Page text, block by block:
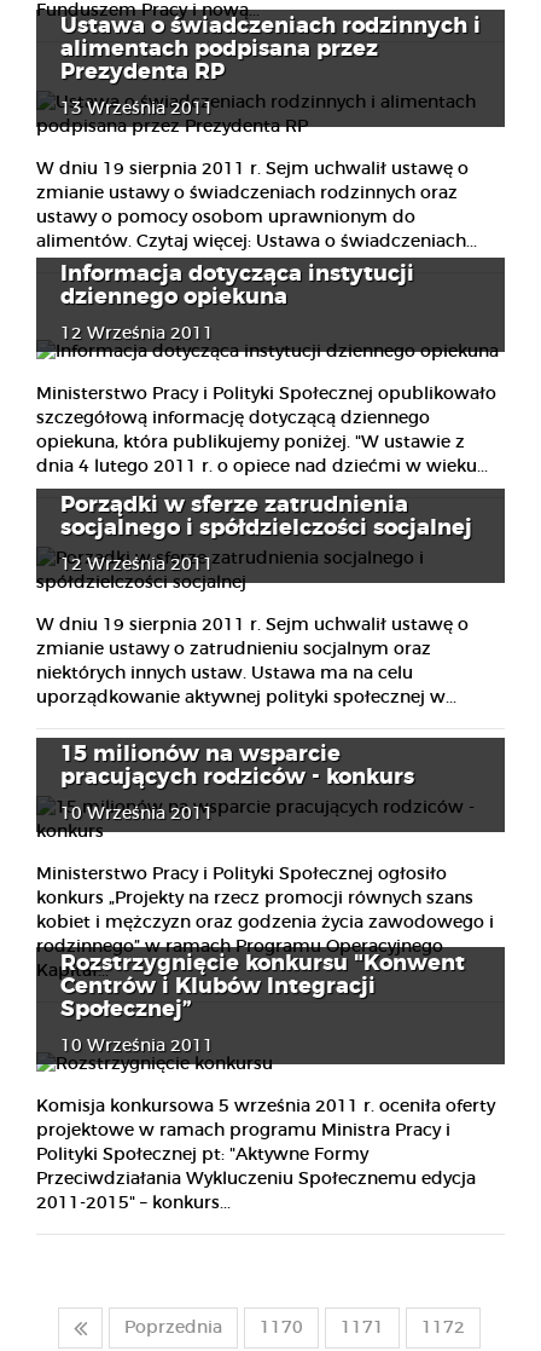
Funduszem Pracy i nową...
Ustawa o świadczeniach rodzinnych i
alimentach podpisana przez
Prezydenta RP
13 Września 2011
W dniu 19 sierpnia 2011 r. Sejm uchwalił ustawę o
zmianie ustawy o świadczeniach rodzinnych oraz
ustawy o pomocy osobom uprawnionym do
alimentów. Czytaj więcej: Ustawa o świadczeniach...
Informacja dotycząca instytucji
dziennego opiekuna
12 Września 2011
Ministerstwo Pracy i Polityki Społecznej opublikowało
szczegółową informację dotyczącą dziennego
opiekuna, która publikujemy poniżej. "W ustawie z
dnia 4 lutego 2011 r. o opiece nad dziećmi w wieku...
Porządki w sferze zatrudnienia
socjalnego i spółdzielczości socjalnej
12 Września 2011
W dniu 19 sierpnia 2011 r. Sejm uchwalił ustawę o
zmianie ustawy o zatrudnieniu socjalnym oraz
niektórych innych ustaw. Ustawa ma na celu
uporządkowanie aktywnej polityki społecznej w...
15 milionów na wsparcie
pracujących rodziców - konkurs
10 Września 2011
Ministerstwo Pracy i Polityki Społecznej ogłosiło
konkurs „Projekty na rzecz promocji równych szans
kobiet i mężczyzn oraz godzenia życia zawodowego i
rodzinnego” w ramach Programu Operacyjnego
Kapitał...
Rozstrzygnięcie konkursu "Konwent
Centrów i Klubów Integracji
Społecznej”
10 Września 2011
Komisja konkursowa 5 września 2011 r. oceniła oferty
projektowe w ramach programu Ministra Pracy i
Polityki Społecznej pt: "Aktywne Formy
Przeciwdziałania Wykluczeniu Społecznemu edycja
2011-2015" – konkurs...
Poprzednia 1170 1171 1172